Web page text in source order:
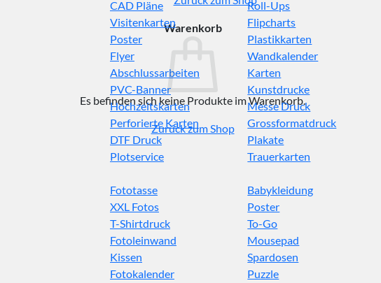
Warenkorb
Es befinden sich keine Produkte im Warenkorb.
Zurück zum Shop
CAD Pläne
Visitenkarten
Poster
Flyer
Abschlussarbeiten
PVC-Banner
Hochzeitskarten
Perforierte Karten
DTF Druck
Plotservice
Roll-Ups
Flipcharts
Plastikkarten
Wandkalender
Karten
Kunstdrucke
Messe Druck
Grossformatdruck
Plakate
Trauerkarten
Fototasse
XXL Fotos
T-Shirtdruck
Fotoleinwand
Kissen
Fotokalender
Babykleidung
Poster
To-Go
Mousepad
Spardosen
Puzzle